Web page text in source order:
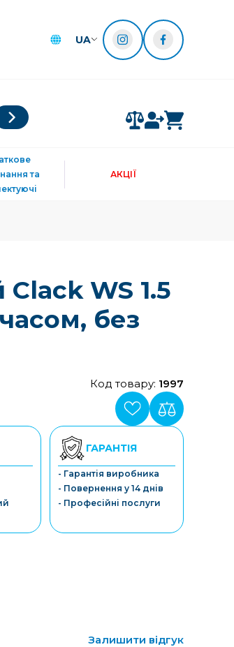
UA
та
АКЦІЇ
WS 1.5
без
Код товару: 1997
ГАРАНТІЯ
- Гарантія виробника
- Повернення у 14 днів
- Професійні послуги
Залишити відгук